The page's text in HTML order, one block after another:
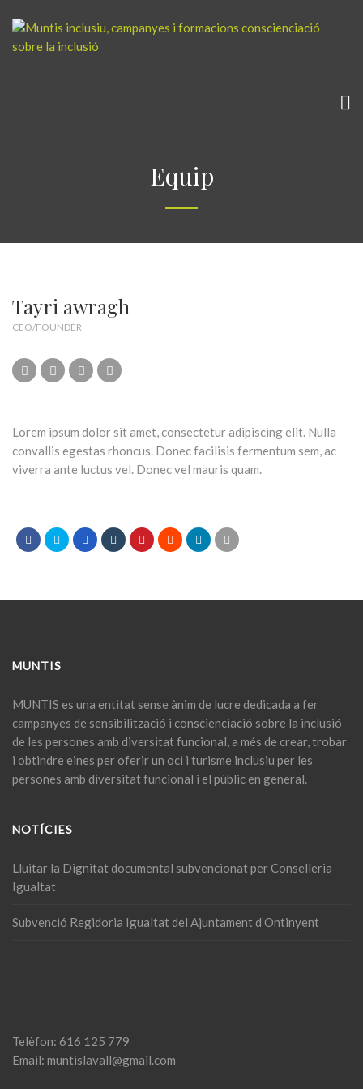
Equip
Tayri awragh
CEO/FOUNDER
Lorem ipsum dolor sit amet, consectetur adipiscing elit. Nulla
convallis egestas rhoncus. Donec facilisis fermentum sem, ac
viverra ante luctus vel. Donec vel mauris quam.
MUNTIS
MUNTIS es una entitat sense ànim de lucre dedicada a fer
campanyes de sensibilització i conscienciació sobre la inclusió
de les persones amb diversitat funcional, a més de crear, trobar
i obtindre eines per oferir un oci i turisme inclusiu per les
persones amb diversitat funcional i el públic en general.
NOTÍCIES
Lluitar la Dignitat documental subvencionat per Conselleria
Igualtat
Subvenció Regidoria Igualtat del Ajuntament d’Ontinyent
Telèfon: 616 125 779
Email: muntislavall@gmail.com